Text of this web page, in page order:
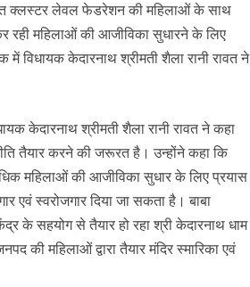
क्लस्टर लेवल फेडरेशन की महिलाओं के साथ
रही महिलाओं की आजीविका सुधारने के लिए
विधायक केदारनाथ श्रीमती शैला रानी रावत ने
केदारनाथ श्रीमती शैला रानी रावत ने कहा
तैयार करने की जरूरत है। उन्होंने कहा कि
महिलाओं की आजीविका सुधार के लिए प्रयास
एवं स्वरोजगार दिया जा सकता है। बाबा
के सहयोग से तैयार हो रहा श्री केदारनाथ धाम
की महिलाओं द्वारा तैयार मंदिर स्मारिका एवं